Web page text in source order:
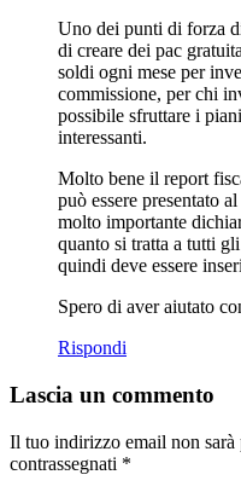
Uno dei punti di forza
di creare dei pac
soldi ogni mese per
commissione, per chi
possibile sfruttare i
interessanti.
Molto bene il report
può essere presentato
molto importante
quanto si tratta a tutti
quindi deve essere
Spero di aver aiutato
Rispondi
Lascia un commento
Il tuo indirizzo email non sarà
contrassegnati *